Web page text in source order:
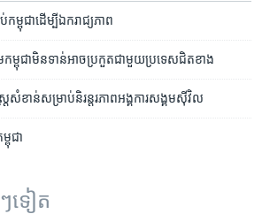
កម្ពុជា​​ដើម្បី​ឯករាជ្យភាព
ម្ពុជា​មិន​ទាន់អាច​​ប្រកួត​ជាមួយ​ប្រទេស​ជិត​ខាង
សំខាន់​សម្រាប់​និរន្តរភាព​អង្គការ​សង្គមស៊ីវិល
ពុជា
ៗទៀត